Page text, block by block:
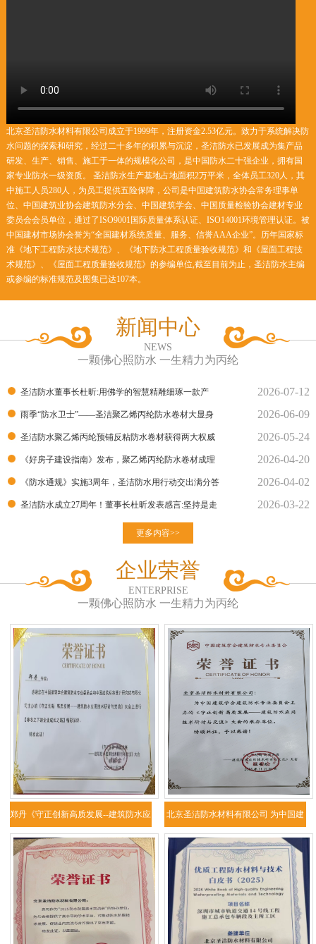
北京圣洁防水材料有限公司成立于1999年，注册资金2.53亿元。致力于系统解决防
水问题的探索和研究，经过二十多年的积累与沉淀，圣洁防水已发展成为集产品
研发、生产、销售、施工于一体的规模化公司，是中国防水二十强企业，拥有国
家专业防水一级资质。 圣洁防水生产基地占地面积2万平米，全体员工320人，其
中施工人员280人，为员工提供五险保障，公司是中国建筑防水协会常务理事单
位、中国建筑业协会建筑防水分会、中国建筑学会、中国质量检验协会建材专业
委员会会员单位，通过了ISO9001国际质量体系认证、ISO14001环境管理认证。被
中国建材市场协会誉为“全国建材系统质量、服务、信誉AAA企业”。历年国家标
准《地下工程防水技术规范》、《地下防水工程质量验收规范》和《屋面工程技
术规范》、《屋面工程质量验收规范》的参编单位,截至目前为止，圣洁防水主编
或参编的标准规范及图集已达107本。
新闻中心
NEWS
一颗佛心照防水 一生精力为丙纶
圣洁防水董事长杜昕:用佛学的智慧精雕细琢一款产
品！
2026-07-12
雨季“防水卫士”——圣洁聚乙烯丙纶防水卷材大显身
手！
2026-06-09
圣洁防水聚乙烯丙纶预铺反粘防水卷材获得两大权威
部门的检测报告
2026-05-24
《好房子建设指南》发布，聚乙烯丙纶防水卷材成理
想建材
2026-04-20
《防水通规》实施3周年，圣洁防水用行动交出满分答
卷
2026-04-02
圣洁防水成立27周年！董事长杜昕发表感言:坚持是走 2026-03-22
更多内容>>
企业荣誉
ENTERPRISE
一颗佛心照防水 一生精力为丙纶
郑丹《守正创新高质发展--建筑防水应
用技
北京圣洁防水材料有限公司 为中国建
筑学会